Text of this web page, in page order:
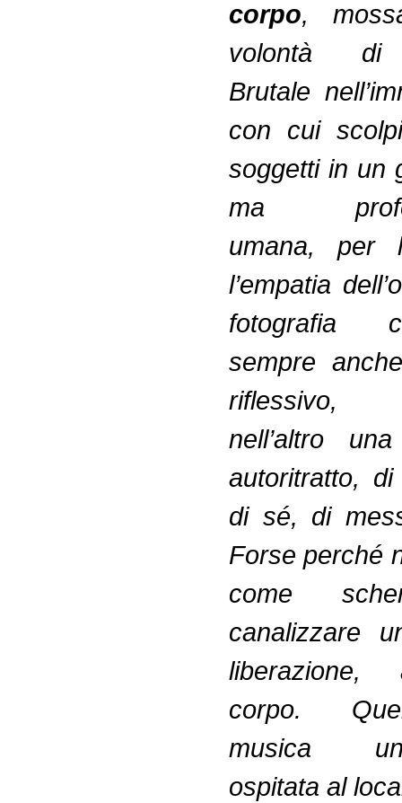
corpo,
volontà di
Brutale
con cui
soggetti in un
ma
umana, per
l’empatia
fotografia
sempre
riflessivo,
nell’altro
autoritratto,
di sé, di
Forse perché
come
canalizzare
corpo.
musica
ospitata al